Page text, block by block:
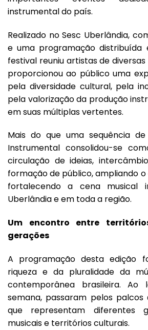
instrumental do país.
Realizado no Sesc Uberlândia,
e uma programação distribuída
festival reuniu artistas de
proporcionou ao público uma
pela diversidade cultural, pela
pela valorização da produção
em suas múltiplas vertentes.
Mais do que uma sequência
Instrumental consolidou-se
circulação de ideias,
formação de público, ampliando
fortalecendo a cena musical
Uberlândia e em toda a região.
Um encontro entre
gerações
A programação desta edição
riqueza e da pluralidade da
contemporânea brasileira.
semana, passaram pelos
que representam diferentes
musicais e territórios culturais.